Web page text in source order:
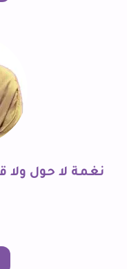
نغمة لا حول ولا